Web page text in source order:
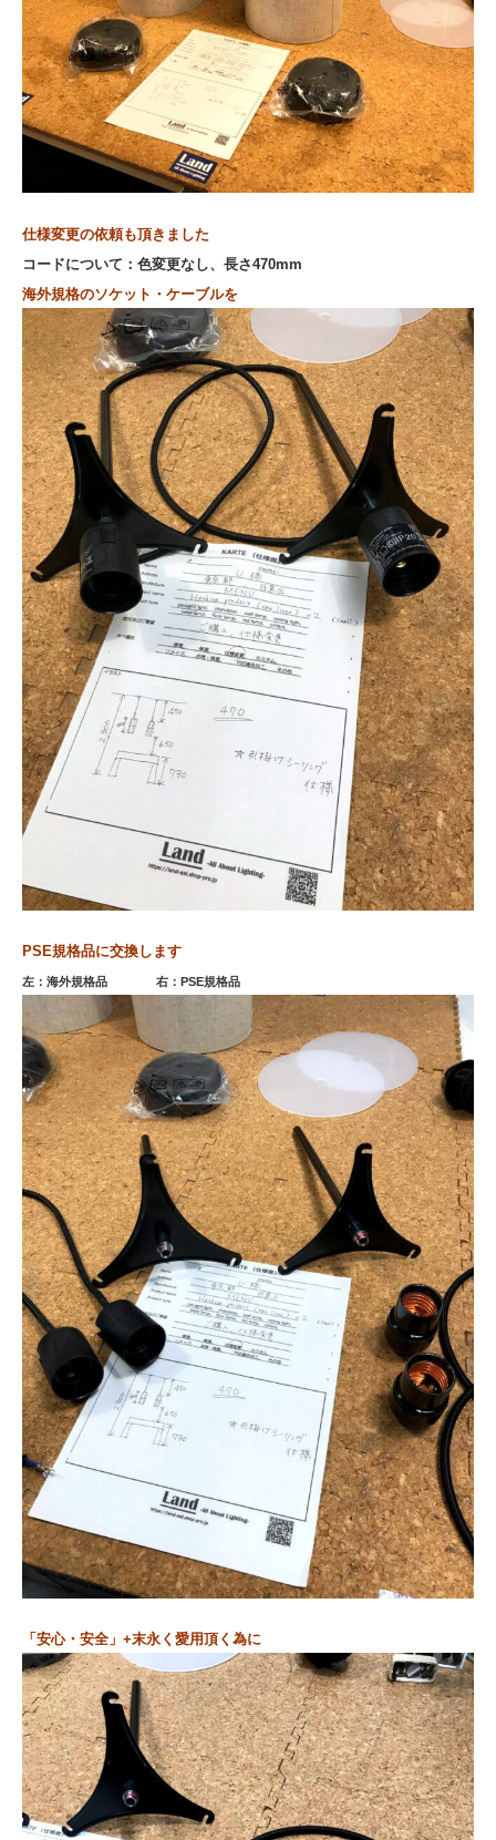
仕様変更の依頼も頂きました
コードについて：色変更なし、長さ470mm
海外規格のソケット・ケーブルを
PSE規格品に交換します
左：海外規格品 右：PSE規格品
「安心・安全」+末永く愛用頂く為に